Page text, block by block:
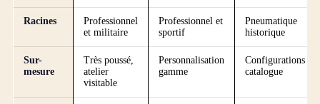
Racines
Professionnel
et militaire
Professionnel et
sportif
Pneumatique
historique
Sur-
mesure
Très poussé,
atelier
visitable
Personnalisation
gamme
Configurations
catalogue